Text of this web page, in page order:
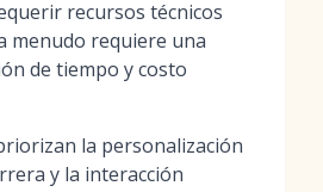
recursos técnicos
menudo requiere una
de tiempo y costo
la personalización
y la interacción